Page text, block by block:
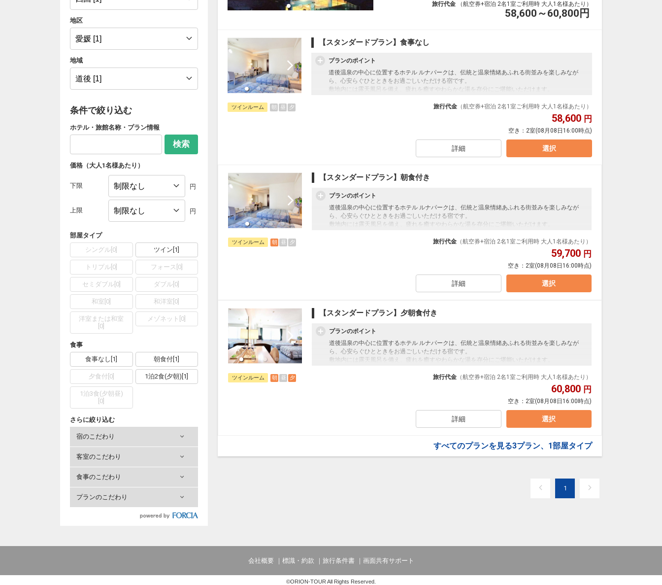
地区
地域
条件で絞り込む
ホテル・旅館名称・プラン情報
検索
価格（大人1名様あたり）
下限 円
上限 円
部屋タイプ
シングル 0 ツイン 1
トリプル 0 フォース 0]
セミダブル[ 0] ダブル 0
和室 0 和洋室 0
洋室または和室
0
メゾネット 0
食事
食事なし 1 朝食付 1
夕食付 0] 1泊2食(夕朝) 1
1泊3食(夕朝昼)
0
さらに絞り込む
宿のこだわり
客室のこだわり
食事のこだわり
プランのこだわり
旅行代金 （航空券+宿泊 2名1室ご利用時 大人1名様あたり）
58,600～60,800 円
【スタンダードプラン】食事なし
プランのポイント
道後温泉の中心に位置するホテル ルナパークは、伝統と温泉情緒あふれる街並みを楽しみなが
ら、心安らぐひとときをお過ごしいただける宿です。
敷地内には露天風呂を備え、疲れを癒すやわらかな湯を存分にご堪能いただけます。
和の趣と現代的な快適さを兼ね備えた客室で、どうぞごゆっくりとおくつろぎください。
施設使用料として1人1泊1,100円のお支払いが必要となります。（現地払い）
ツインルーム 朝 昼 夕 旅行代金 （航空券+宿泊 2名1室ご利用時 大人1名様あたり）
58,600 円
空き： 2室(08月08日16:00時点)
詳細 選択
【スタンダードプラン】朝食付き
プランのポイント
道後温泉の中心に位置するホテル ルナパークは、伝統と温泉情緒あふれる街並みを楽しみなが
ら、心安らぐひとときをお過ごしいただける宿です。
敷地内には露天風呂を備え、疲れを癒すやわらかな湯を存分にご堪能いただけます。
和の趣と現代的な快適さを兼ね備えた客室で、どうぞごゆっくりとおくつろぎください。
施設使用料として1人1泊1,100円のお支払いが必要となります。（現地払い）
ツインルーム 朝 昼 夕 旅行代金 （航空券+宿泊 2名1室ご利用時 大人1名様あたり）
59,700 円
空き： 2室(08月08日16:00時点)
詳細 選択
【スタンダードプラン】夕朝食付き
プランのポイント
道後温泉の中心に位置するホテル ルナパークは、伝統と温泉情緒あふれる街並みを楽しみなが
ら、心安らぐひとときをお過ごしいただける宿です。
敷地内には露天風呂を備え、疲れを癒すやわらかな湯を存分にご堪能いただけます。
和の趣と現代的な快適さを兼ね備えた客室で、どうぞごゆっくりとおくつろぎください。
施設使用料として1人1泊1,100円のお支払いが必要となります。（現地払い）
ツインルーム 朝 昼 夕 旅行代金 （航空券+宿泊 2名1室ご利用時 大人1名様あたり）
60,800 円
空き： 2室(08月08日16:00時点)
詳細 選択
すべてのプランを見る3プラン、1部屋タイプ
1
会社概要 標識・約款 旅行条件書 画面共有サポート
©ORION-TOUR All Rights Reserved.